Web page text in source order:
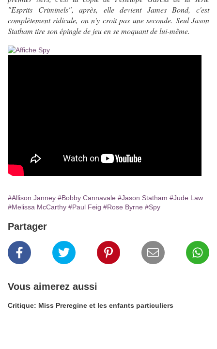
"Esprits Criminels", après, elle devient James Bond, c'est
complètement ridicule, on n'y croit pas une seconde. Seul Jason
Statham tire son épingle de jeu en se moquant de lui-même.
#Allison Janney #Bobby Cannavale #Jason Statham #Jude Law
#Melissa McCarthy #Paul Feig #Rose Byrne #Spy
Partager
Vous aimerez aussi
Critique: Miss Preregine et les enfants particuliers